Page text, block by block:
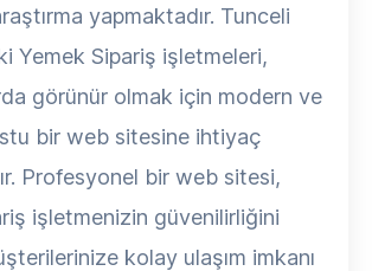
yapmaktadır. Tunceli
Yemek Sipariş işletmeleri,
görünür olmak için modern ve
bir web sitesine ihtiyaç
Profesyonel bir web sitesi,
işletmenizin güvenilirliğini
kolay ulaşım imkanı